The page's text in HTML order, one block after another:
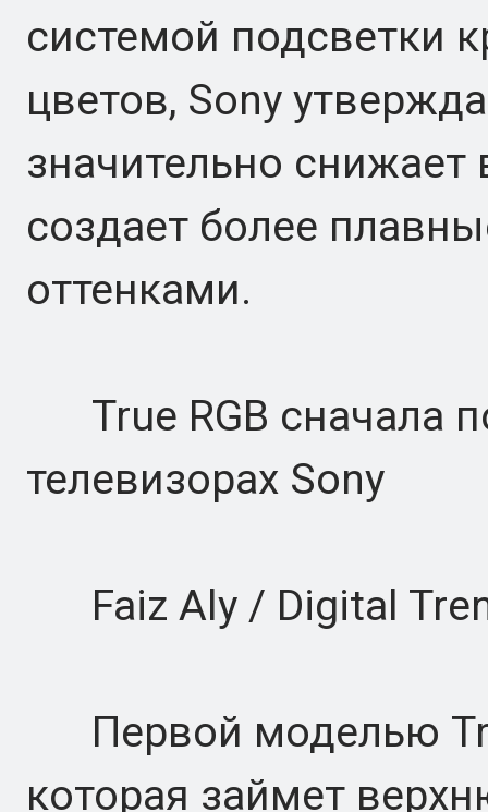
системой подсветки
цветов, Sony
значительно
создает более
оттенками.
True RGB сначала
телевизорах Sony
Faiz Aly / Digital
Первой моделью
которая займет